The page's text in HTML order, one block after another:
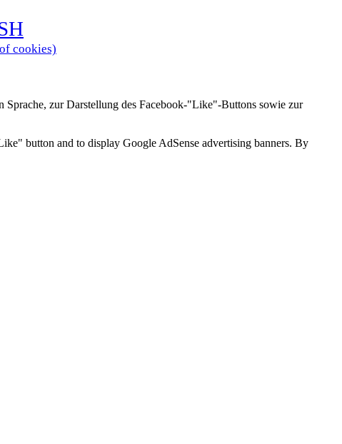
cookies)
Sprache, zur Darstellung des Facebook-"Like"-Buttons sowie zur
button and to display Google AdSense advertising banners. By